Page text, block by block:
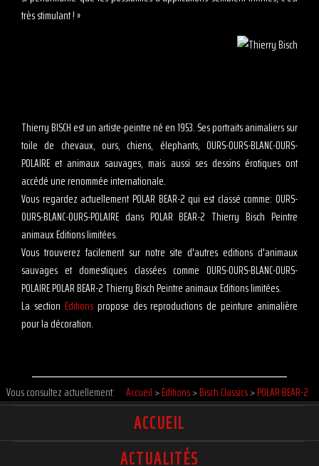
très stimulant ! »
Thierry BISCH est un artiste-peintre né en 1953. Ses portraits animaliers sur
toile de chevaux, ours, chiens, élephants, OURS-OURS-BLANC-OURS-
POLAIRE et animaux sauvages, mais aussi ses dessins érotiques ont
accédé une renommée internationale.
Vous regardez actuellement POLAR BEAR-2 qui est classé comme: OURS-
OURS-BLANC-OURS-POLAIRE dans POLAR BEAR-2 Thierry Bisch Peintre
animaux Editions limitées.
Vous trouverez facilement sur notre site d'autres editions d'animaux
sauvages et domestiques classées comme OURS-OURS-BLANC-OURS-
POLAIRE POLAR BEAR-2 Thierry Bisch Peintre animaux Editions limitées.
La section Editionspropose des reproductions de peinture animalière
pour la décoration.
Vous consultez actuellement: Accueil >Editions>Bisch Classics>POLAR BEAR-2
ACCUEIL
ACTUALITÉS